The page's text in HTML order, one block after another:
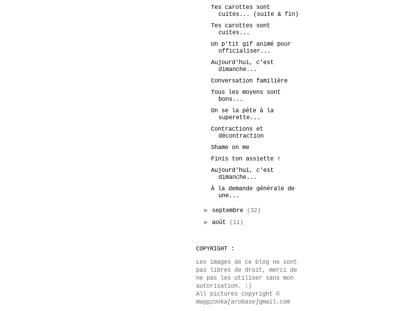
Tes carottes sont
cuites... (suite & fin)
Tes carottes sont
cuites...
Un p'tit gif animé pour
officialiser...
Aujourd'hui, c'est
dimanche...
Conversation familière
Tous les moyens sont
bons...
On se la pète à la
superette...
Contractions et
décontraction
Shame on me
Finis ton assiette !
Aujourd'hui, c'est
dimanche...
À la demande générale de
une...
► septembre
(32)
►août (11)
COPYRIGHT :
Les images de ce blog ne sont
pas libres de droit, merci de
ne pas les utiliser sans mon
autorisation. :)
All pictures copyright ©
maggzooka[arobase]gmail.com